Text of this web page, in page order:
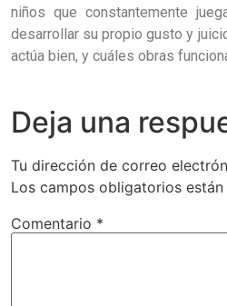
niños que constantemente
desarrollar su propio gusto y
actúa bien, y cuáles obras
Deja una
Tu dirección de correo
Los campos obligatorios
Comentario *